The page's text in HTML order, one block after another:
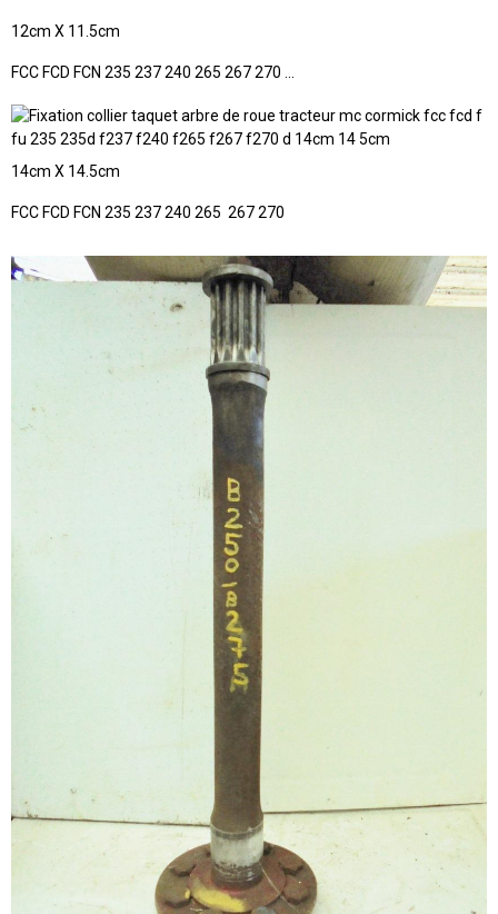
12cm X 11.5cm
FCC FCD FCN 235 237 240 265 267 270 ...
14cm X 14.5cm
FCC FCD FCN 235 237 240 265 267 270